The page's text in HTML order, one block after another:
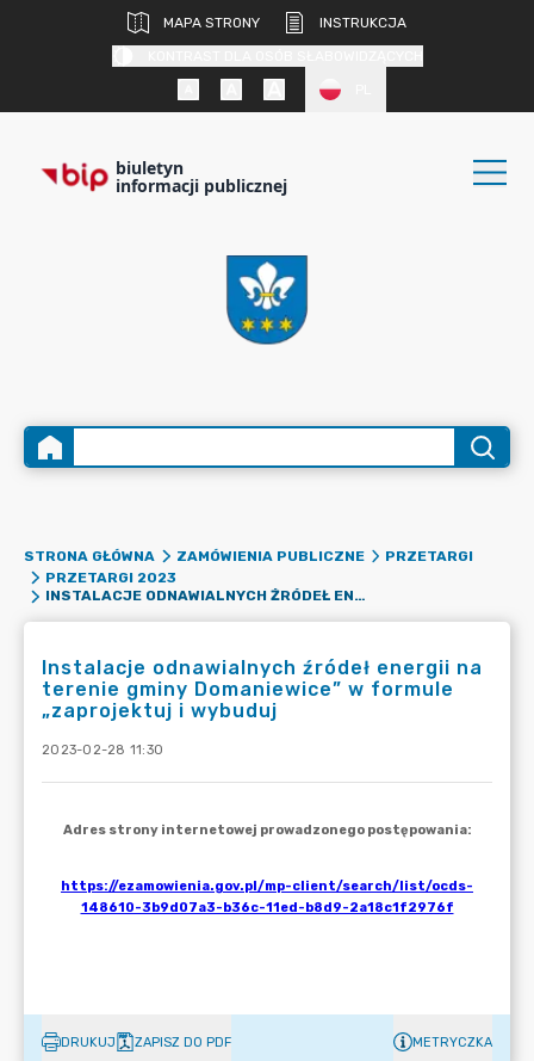
MAPA STRONY
INSTRUKCJA
biuletyn
informacji publicznej
STRONA GŁÓWNA ZAMÓWIENIA PUBLICZNE
PRZETARGI
PRZETARGI 2023
INSTALACJE ODNAWIALNYCH ŹRÓDEŁ ENERGII NA TERENIE GMINY DOMANIEWICE” W FORMULE „ZAPROJEKTUJ I WYBUDUJ
Instalacje odnawialnych źródeł energii na
terenie gminy Domaniewice” w formule
„zaprojektuj i wybuduj
2023-02-28 11:30
DRUKUJ ZAPISZ DO PDF METRYCZKA